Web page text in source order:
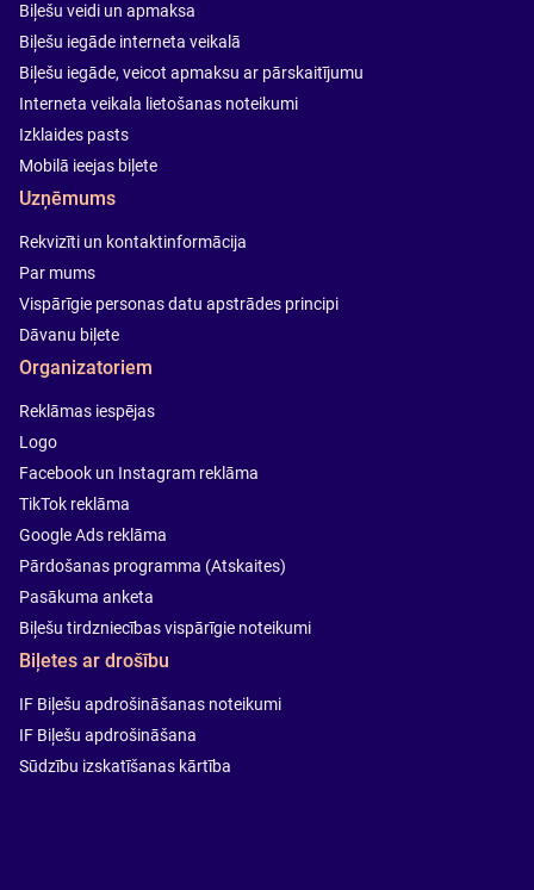
Biļešu veidi un apmaksa
Biļešu iegāde interneta veikalā
Biļešu iegāde, veicot apmaksu ar pārskaitījumu
Interneta veikala lietošanas noteikumi
Izklaides pasts
Mobilā ieejas biļete
Uzņēmums
Rekvizīti un kontaktinformācija
Par mums
Vispārīgie personas datu apstrādes principi
Dāvanu biļete
Organizatoriem
Reklāmas iespējas
Logo
Facebook un Instagram reklāma
TikTok reklāma
Google Ads reklāma
Pārdošanas programma (Atskaites)
Pasākuma anketa
Biļešu tirdzniecības vispārīgie noteikumi
Biļetes ar drošību
IF Biļešu apdrošināšanas noteikumi
IF Biļešu apdrošināšana
Sūdzību izskatīšanas kārtība